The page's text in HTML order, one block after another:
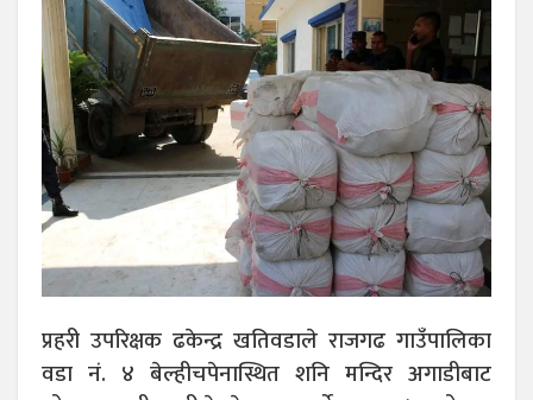
प्रहरी उपरिक्षक ढकेन्द्र खतिवडाले राजगढ गाउँपालिका
वडा नं. ४ बेल्हीचपेनास्थित शनि मन्दिर अगाडीबाट